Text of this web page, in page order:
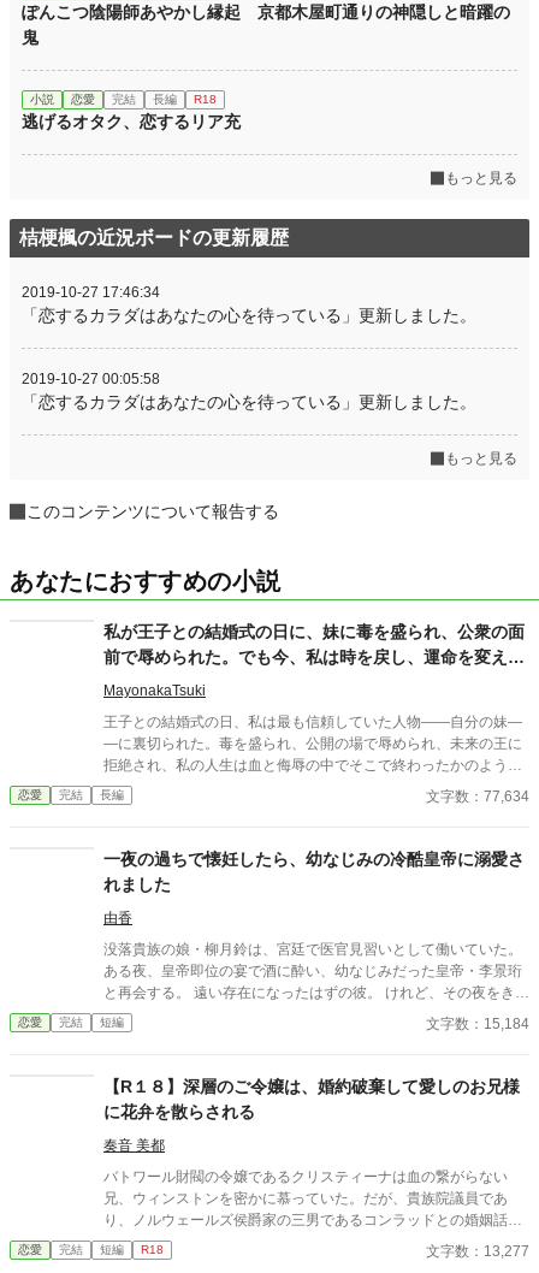
ぽんこつ陰陽師あやかし縁起 京都木屋町通りの神隠しと暗躍の
鬼
小説 恋愛 完結 長編 R18
逃げるオタク、恋するリア充
もっと見る
桔梗楓の近況ボードの更新履歴
2019-10-27 17:46:34
「恋するカラダはあなたの心を待っている」更新しました。
2019-10-27 00:05:58
「恋するカラダはあなたの心を待っている」更新しました。
もっと見る
このコンテンツについて報告する
あなたにおすすめの小説
私が王子との結婚式の日に、妹に毒を盛られ、公衆の面
前で辱められた。でも今、私は時を戻し、運命を変えに
来た。
MayonakaTsuki
王子との結婚式の日、私は最も信頼していた人物――自分の妹―
―に裏切られた。毒を盛られ、公開の場で辱められ、未来の王に
拒絶され、私の人生は血と侮辱の中でそこで終わったかのように
思えた。しかし、死が私を迎えたとき、不可能なことが起きた―
―私は同じ回廊で、祭壇の前で目を覚まし、あらゆる涙、嘘、そ
得た私は、ただ一つの使命を持つ――真実を突き止め、奪われた
ものを取り戻し、私を破滅させた者たちにその代償を払わせる。
もはや、何も以前のままではない。何も許されない。
恋愛 完結 長編 文字数：77,634
一夜の過ちで懐妊したら、幼なじみの冷酷皇帝に溺愛さ
れました
由香
没落貴族の娘・柳月鈴は、宮廷で医官見習いとして働いていた。
ある夜、皇帝即位の宴で酒に酔い、幼なじみだった皇帝・李景珩
と再会する。 遠い存在になったはずの彼。 けれど、その夜をきっ
かけに月鈴の運命は大きく動き出す。 冷酷と恐れられる皇帝が、
なぜか彼女だけには甘すぎて――。
恋愛 完結 短編 文字数：15,184
【R１８】深層のご令嬢は、婚約破棄して愛しのお兄様
に花弁を散らされる
奏音 美都
バトワール財閥の令嬢であるクリスティーナは血の繋がらない
兄、ウィンストンを密かに慕っていた。だが、貴族院議員であ
り、ノルウェールズ侯爵家の三男であるコンラッドとの婚姻話が
持ち上がり、バトワール財閥、ひいては会社の経営に携わる兄の
ために、お見合いを受ける覚悟をする。 だが、今目の前では兄の
恋愛 完結 短編 R18 文字数：13,277